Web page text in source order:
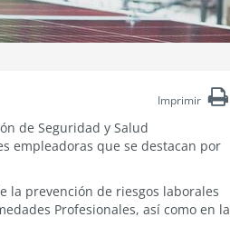
Imprimir
de Seguridad y Salud
empleadoras que se destacan por
la prevención de riesgos laborales
Profesionales, así como en la